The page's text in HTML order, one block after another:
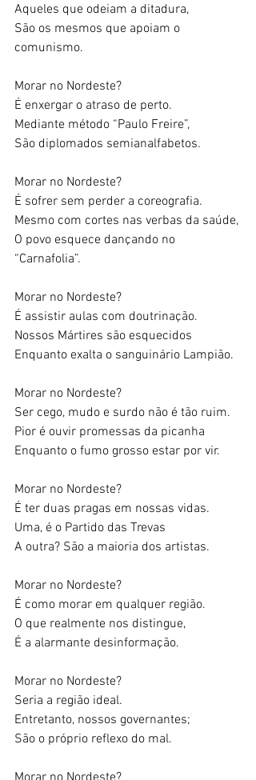
Aqueles que odeiam a ditadura,
São os mesmos que apoiam o
comunismo.
Morar no Nordeste?
É enxergar o atraso de perto.
Mediante método “Paulo Freire”,
São diplomados semianalfabetos.
Morar no Nordeste?
É sofrer sem perder a coreografia.
Mesmo com cortes nas verbas da saúde,
O povo esquece dançando no
“Carnafolia”.
Morar no Nordeste?
É assistir aulas com doutrinação.
Nossos Mártires são esquecidos
Enquanto exalta o sanguinário Lampião.
Morar no Nordeste?
Ser cego, mudo e surdo não é tão ruim.
Pior é ouvir promessas da picanha
Enquanto o fumo grosso estar por vir.
Morar no Nordeste?
É ter duas pragas em nossas vidas.
Uma, é o Partido das Trevas
A outra? São a maioria dos artistas.
Morar no Nordeste?
É como morar em qualquer região.
O que realmente nos distingue,
É a alarmante desinformação.
Morar no Nordeste?
Seria a região ideal.
Entretanto, nossos governantes;
São o próprio reflexo do mal.